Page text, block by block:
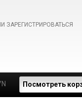
ЗАРЕГИСТРИРОВАТЬСЯ
Посмотреть